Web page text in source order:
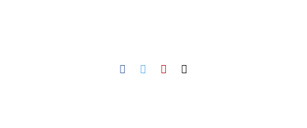
Facebook
TwitterPinterest